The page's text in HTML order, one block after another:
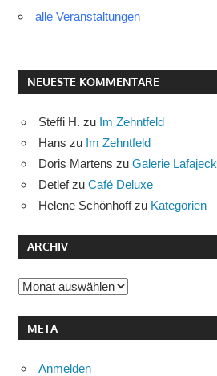
alle Veranstaltungen
NEUESTE KOMMENTARE
Steffi H. zu Im Zehntfeld
Hans zu Im Zehntfeld
Doris Martens zu Galerie Lafajeck
Detlefzu Café Deluxe
Helene Schönhoffzu Kategorien
ARCHIV
Archiv
META
Anmelden